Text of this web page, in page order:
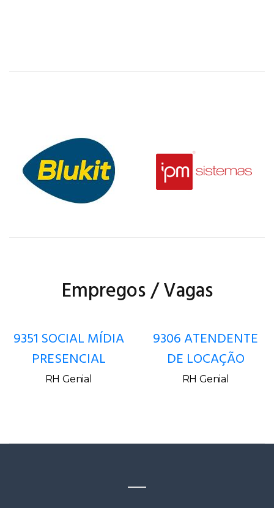
Empregos / Vagas
9351 SOCIAL MÍDIA
PRESENCIAL
RH Genial
9306 ATENDENTE
DE LOCAÇÃO
RH Genial